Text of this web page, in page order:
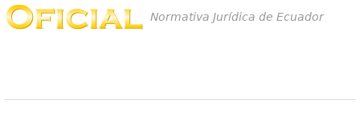
Normativa Jurídica de Ecuador